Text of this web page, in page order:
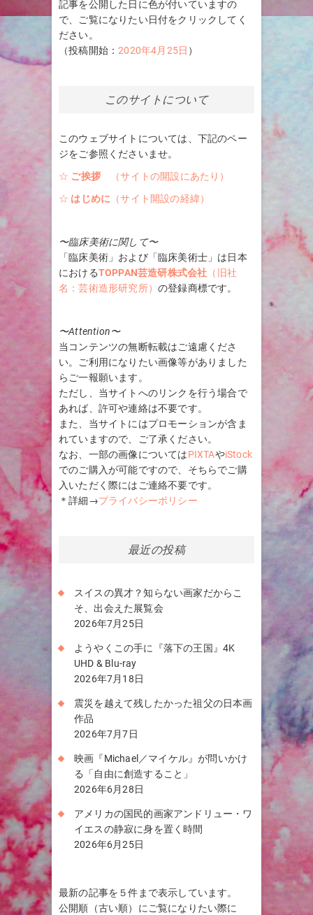
記事を公開した日に色が付いていますの
で、ご覧になりたい日付をクリックしてく
ださい。
（投稿開始：2020年4月25日 ）
このサイトについて
このウェブサイトについては、下記のペー
ジをご参照くださいませ。
☆ ご挨拶
（サイトの開設にあたり）
☆ はじめに （サイト開設の経緯）
〜臨床美術に関して〜
「臨床美術」および「臨床美術士」は日本
におけるTOPPAN芸造研株式会社 （旧社
名：芸術造形研究所） の登録商標です。
〜Attention〜
当コンテンツの無断転載はご遠慮くださ
い。ご利用になりたい画像等がありました
らご一報願います。
ただし、当サイトへのリンクを行う場合で
あれば、許可や連絡は不要です。
また、当サイトにはプロモーションが含ま
れていますので、ご了承ください。
なお、一部の画像についてはPIXTAやiStock
でのご購入が可能ですので、そちらでご購
入いただく際にはご連絡不要です。
＊詳細→プライバシーポリシー
最近の投稿
スイスの異才？知らない画家だからこ
そ、出会えた展覧会
2026年7月25日
ようやくこの手に『落下の王国』4K
UHD & Blu-ray
2026年7月18日
震災を越えて残したかった祖父の日本画
作品
2026年7月7日
映画『Michael／マイケル』が問いかけ
る「自由に創造すること」
2026年6月28日
アメリカの国民的画家アンドリュー・ワ
イエスの静寂に身を置く時間
2026年6月25日
最新の記事を５件まで表示しています。
公開順（古い順）にご覧になりたい際に